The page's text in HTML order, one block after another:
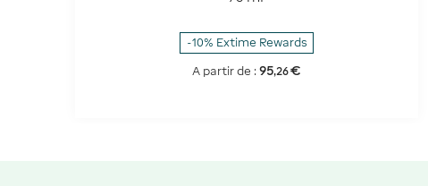
-10% Extime Rewards
A partir de : 95,26€